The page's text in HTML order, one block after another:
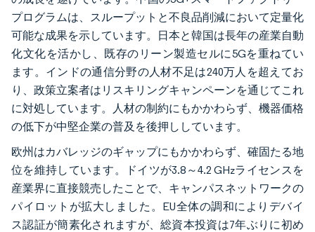
プログラムは、スループットと不良品削減において定量化
可能な成果を示しています。日本と韓国は長年の産業自動
化文化を活かし、既存のリーン製造セルに5Gを重ねてい
ます。インドの通信分野の人材不足は240万人を超えてお
り、政策立案者はリスキリングキャンペーンを通じてこれ
に対処しています。人材の制約にもかかわらず、機器価格
の低下が中堅企業の普及を後押ししています。
欧州はカバレッジのギャップにもかかわらず、確固たる地
位を維持しています。ドイツが3.8～4.2 GHzライセンスを
産業界に直接競売したことで、キャンパスネットワークの
パイロットが拡大しました。EU全体の調和によりデバイ
ス認証が簡素化されますが、総資本投資は7年ぶりに初め